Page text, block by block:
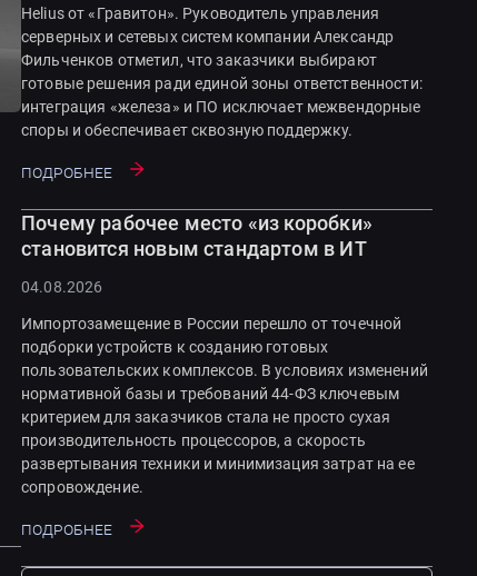
Helius от «Гравитон». Руководитель управления
серверных и сетевых систем компании Александр
Фильченков отметил, что заказчики выбирают
готовые решения ради единой зоны ответственности:
интеграция «железа» и ПО исключает межвендорные
споры и обеспечивает сквозную поддержку.
Подробнее
Почему рабочее место «из коробки»
становится новым стандартом в ИТ
04.08.2026
Импортозамещение в России перешло от точечной
подборки устройств к созданию готовых
пользовательских комплексов. В условиях изменений
нормативной базы и требований 44-ФЗ ключевым
критерием для заказчиков стала не просто сухая
производительность процессоров, а скорость
развертывания техники и минимизация затрат на ее
сопровождение.
Подробнее